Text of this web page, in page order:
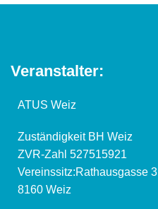
Veranstalter:
ATUS Weiz
Zuständigkeit BH Weiz
ZVR-Zahl 527515921
Vereinssitz:Rathausgasse 3
8160 Weiz